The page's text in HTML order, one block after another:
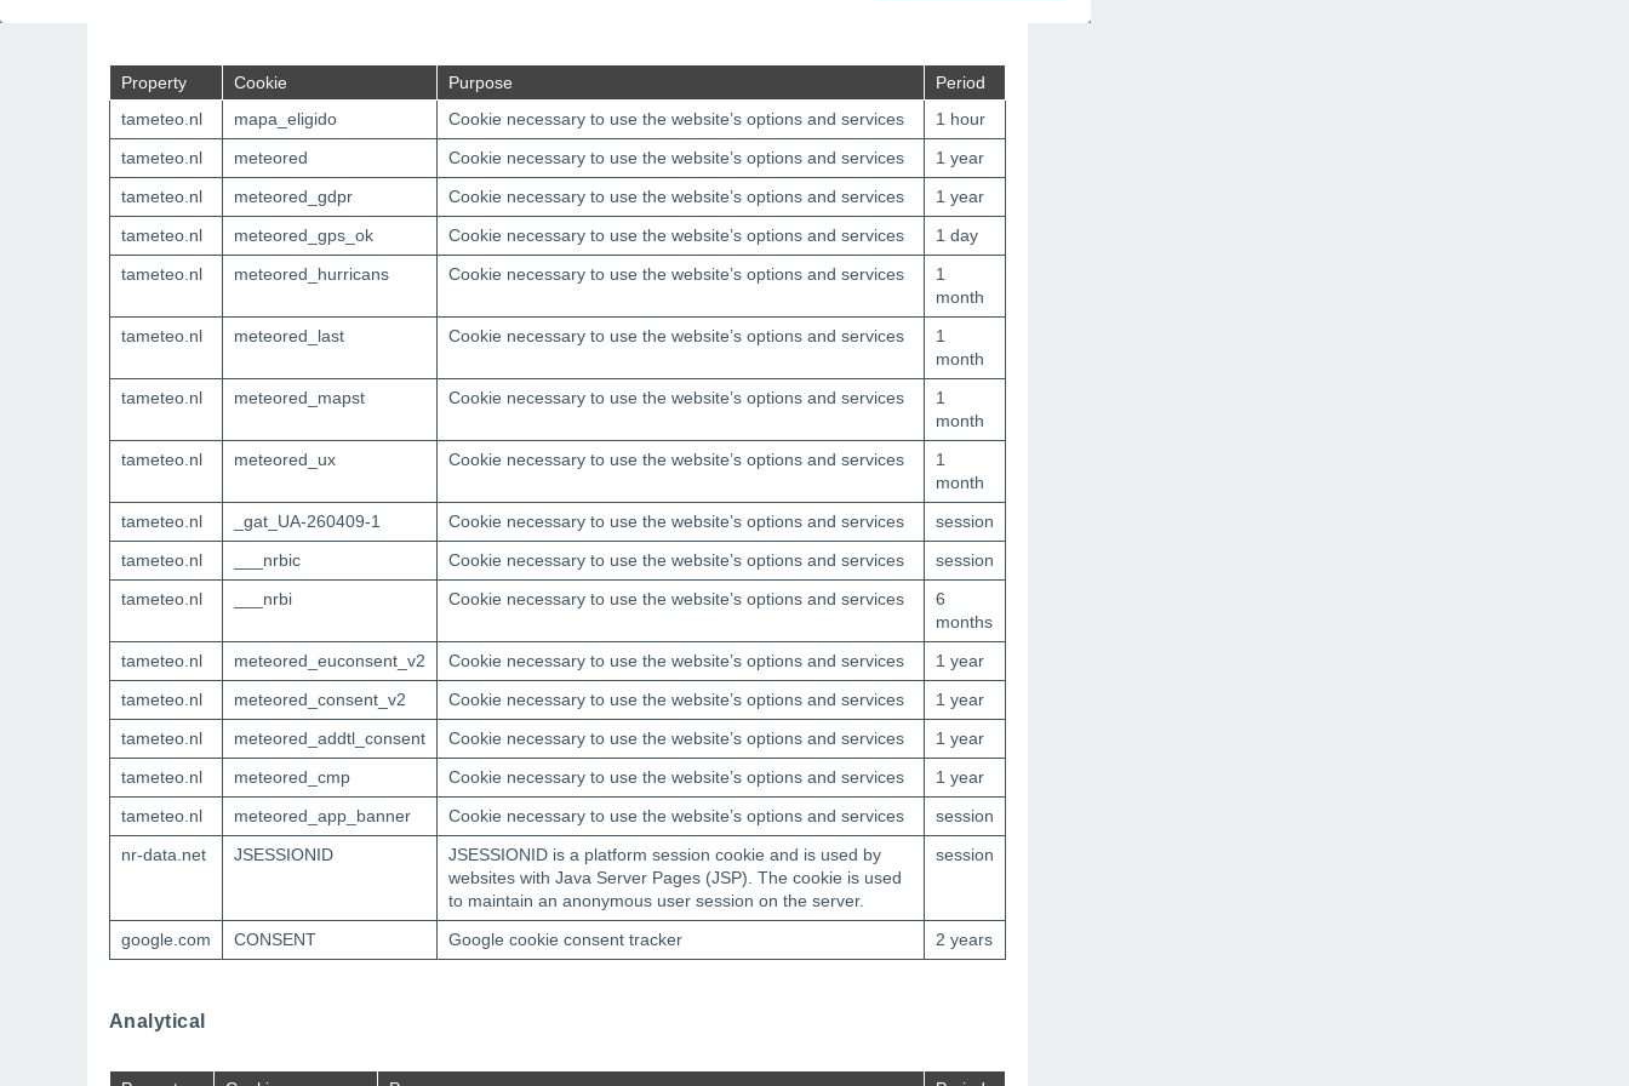
Property Cookie Purpose
Period
tameteo.nl
mapa_eligido Cookie necessary to use the website’s options and services
1 hour
tameteo.nl
meteored Cookie necessary to use the website’s options and services
1 year
tameteo.nl
meteored_gdpr Cookie necessary to use the website’s options and services
1 year
tameteo.nl
meteored_gps_ok Cookie necessary to use the website’s options and services
1 day
tameteo.nl
meteored_hurricans Cookie necessary to use the website’s options and services
1
month
tameteo.nl
meteored_last Cookie necessary to use the website’s options and services
1
month
tameteo.nl
meteored_mapst Cookie necessary to use the website’s options and services
1
month
tameteo.nl
meteored_ux Cookie necessary to use the website’s options and services
1
month
tameteo.nl
_gat_UA-260409-1 Cookie necessary to use the website’s options and services
session
tameteo.nl
___nrbic Cookie necessary to use the website’s options and services
session
tameteo.nl
___nrbi Cookie necessary to use the website’s options and services
6
months
tameteo.nl
meteored_euconsent_v2 Cookie necessary to use the website’s options and services
1 year
tameteo.nl
meteored_consent_v2 Cookie necessary to use the website’s options and services
1 year
tameteo.nl
meteored_addtl_consent Cookie necessary to use the website’s options and services
1 year
tameteo.nl
meteored_cmp Cookie necessary to use the website’s options and services
1 year
tameteo.nl
meteored_app_banner Cookie necessary to use the website’s options and services
session
nr-data.net
JSESSIONID
JSESSIONID is a platform session cookie and is used by
websites with Java Server Pages (JSP). The cookie is used
to maintain an anonymous user session on the server.
session
google.com CONSENT Google cookie consent tracker 2 years
Analytical